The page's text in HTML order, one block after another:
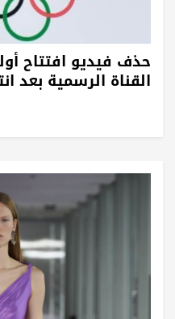
القناة الرسمية بعد